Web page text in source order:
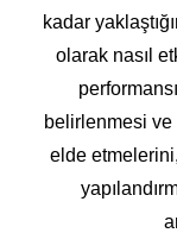
kadar
olarak nasıl
belirlenmesi ve
elde